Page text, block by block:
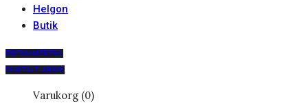
Helgon
Butik
PRENUMERERA
DIGITALT ARKIV
Varukorg (0)